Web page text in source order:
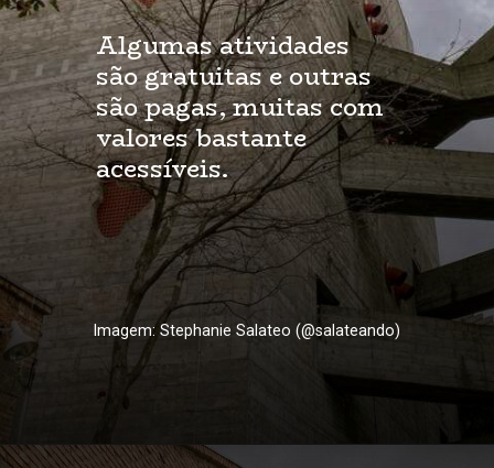
Algumas atividades
são gratuitas e outras
são pagas, muitas com
valores bastante
acessíveis.
Imagem: Stephanie Salateo (@salateando)